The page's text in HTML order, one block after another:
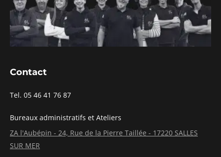
Contact
Tel. 05 46 41 76 87
Bureaux administratifs et Ateliers
ZA l'Aubépin - 24, Rue de la Pierre Taillée - 17220 SALLES
SUR MER